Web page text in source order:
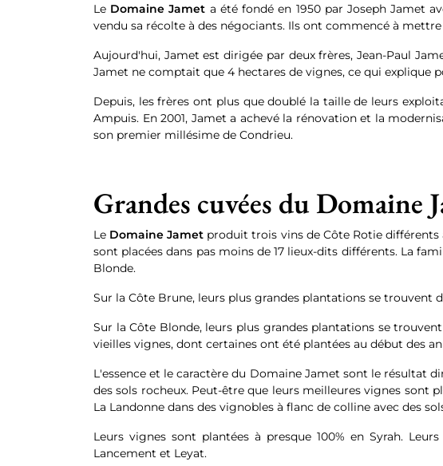
Le Domaine Jamet a été fondé en 1950 par Joseph Jamet
vendu sa récolte à des négociants. Ils ont commencé à
Aujourd'hui, Jamet est dirigée par deux frères, Jean-Paul
Jamet ne comptait que 4 hectares de vignes, ce qui
Depuis, les frères ont plus que doublé la taille de leurs
Ampuis. En 2001, Jamet a achevé la rénovation et la
son premier millésime de Condrieu.
Grandes cuvées du Domaine
Le Domaine Jamet produit trois vins de Côte Rotie différents
sont placées dans pas moins de 17 lieux-dits différents. La
Blonde.
Sur la Côte Brune, leurs plus grandes plantations se trouvent
Sur la Côte Blonde, leurs plus grandes plantations se
vieilles vignes, dont certaines ont été plantées au début des
L'essence et le caractère du Domaine Jamet sont le résultat
des sols rocheux. Peut-être que leurs meilleures vignes sont
La Landonne dans des vignobles à flanc de colline avec des
Leurs vignes sont plantées à presque 100% en Syrah.
Lancement et Leyat.